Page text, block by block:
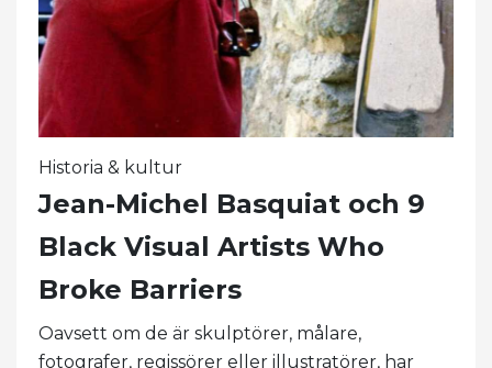
Historia & kultur
Jean-Michel Basquiat och 9
Black Visual Artists Who
Broke Barriers
Oavsett om de är skulptörer, målare,
fotografer, regissörer eller illustratörer, har